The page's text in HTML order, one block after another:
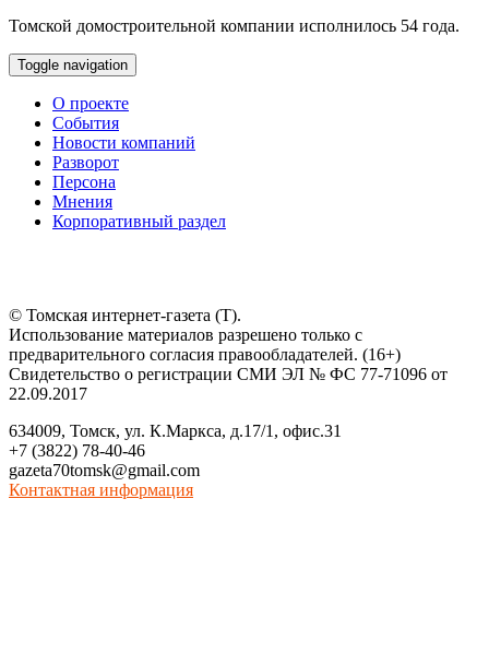
Томской домостроительной компании исполнилось 54 года.
Toggle navigation
О проекте
События
Новости компаний
Разворот
Персона
Мнения
Корпоративный раздел
© Томская интернет-газета (Т).
Использование материалов разрешено только с
предварительного согласия правообладателей. (16+)
Свидетельство о регистрации СМИ ЭЛ № ФС 77-71096 от
22.09.2017
634009, Томск, ул. К.Маркса, д.17/1, офис.31
+7 (3822) 78-40-46
gazeta70tomsk@gmail.com
Контактная информация